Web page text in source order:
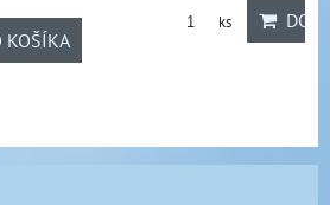
KOŠÍKA
ks DO